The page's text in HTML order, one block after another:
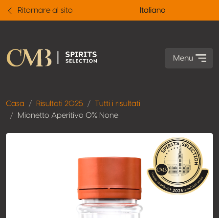
Ritornare al sito Italiano
Menu
Casa Risultati 2025
Tutti i risultati
Mionetto Aperitivo 0% None